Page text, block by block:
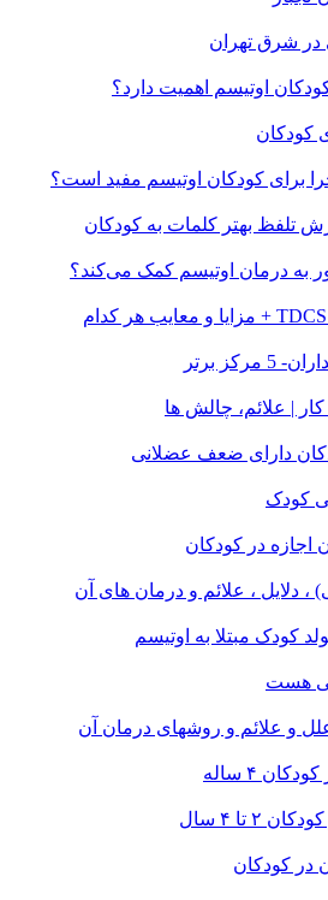
در شرق تهران
اوتیسم اهمیت دارد؟
کودکان
برای کودکان اوتیسم مفید است؟
تلفظ بهتر کلمات به کودکان
برتر
| علائم، چالش ها
دارای ضعف عضلانی
کودک
اجازه در کودکان
، دلایل ، علائم و درمان های آن
کودک مبتلا به اوتیسم
هست
و علائم و روشهای درمان آن
۴ ساله
۲ تا ۴ سال
در کودکان